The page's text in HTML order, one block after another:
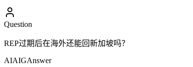
Question
REP过期后在海外还能回新加坡吗？
AIAIGAnswer